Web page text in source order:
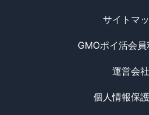
サイトマ
GMOポイ活会
運営会社
個人情報保